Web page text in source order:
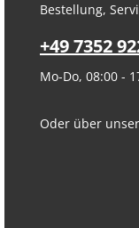
Bestellung,
+49 7352
Mo-Do, 08:00 -
Oder über unser